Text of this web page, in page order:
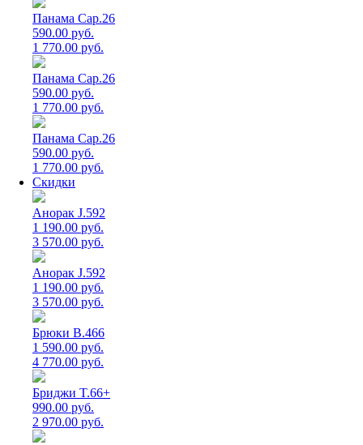
Панама Cap.26
590.00 руб.
1 770.00 руб.
Панама Cap.26
590.00 руб.
1 770.00 руб.
Панама Cap.26
590.00 руб.
1 770.00 руб.
Скидки
Анорак J.592
1 190.00 руб.
3 570.00 руб.
Анорак J.592
1 190.00 руб.
3 570.00 руб.
Брюки B.466
1 590.00 руб.
4 770.00 руб.
Бриджи T.66+
990.00 руб.
2 970.00 руб.